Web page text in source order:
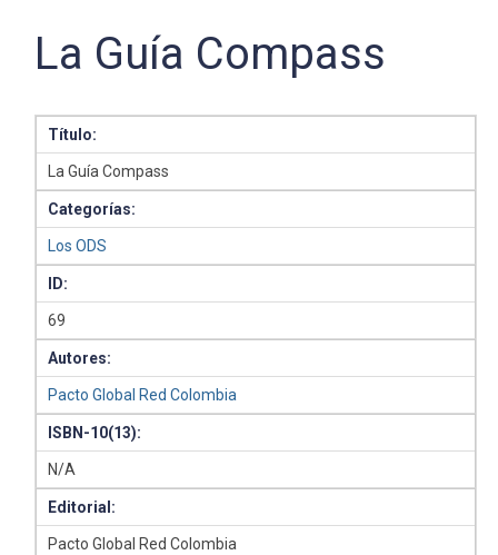
La Guía Compass
Título:
La Guía Compass
Categorías:
Los ODS
ID:
69
Autores:
Pacto Global Red Colombia
ISBN-10(13):
N/A
Editorial:
Pacto Global Red Colombia